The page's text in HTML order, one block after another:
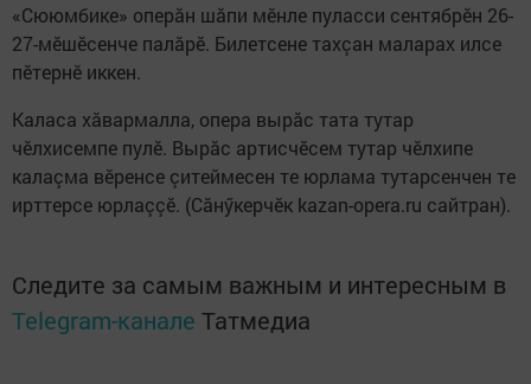
«Сююмбике» оперăн шăпи мӗнле пуласси сентябрӗн 26-
27-мӗшӗсенче палăрӗ. Билетсене тахçан маларах илсе
пӗтернӗ иккен.
Каласа хăвармалла, опера вырăс тата тутар
чӗлхисемпе пулӗ. Вырăс артисчӗсем тутар чӗлхипе
калаçма вӗренсе çитеймесен те юрлама тутарсенчен те
ирттерсе юрлаççӗ. (Сăнӳкерчӗк kazan-opera.ru сайтран).
Следите за самым важным и интересным в
Telegram-канале Татмедиа